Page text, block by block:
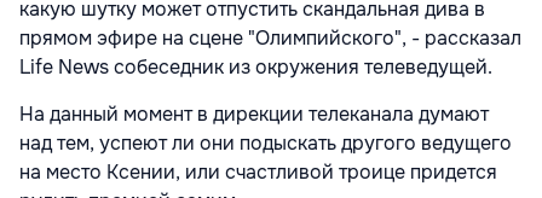
какую шутку может отпустить скандальная дива в
прямом эфире на сцене "Олимпийского", - рассказал
Life News собеседник из окружения телеведущей.
На данный момент в дирекции телеканала думают
над тем, успеют ли они подыскать другого ведущего
на место Ксении, или счастливой троице придется